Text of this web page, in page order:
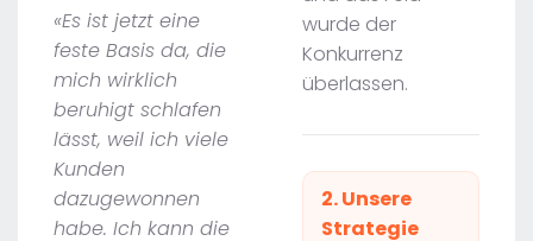
wurde der
Konkurrenz
überlassen.
2. Unsere
Strategie
«Es ist jetzt eine
feste Basis da, die
mich wirklich
beruhigt schlafen
lässt, weil ich viele
Kunden
dazugewonnen
habe. Ich kann die